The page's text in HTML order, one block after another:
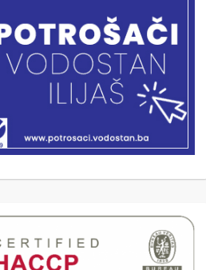
Planirani
početak
postupka
Planirano
trajanje
Ugovora ili
sporazuma
7